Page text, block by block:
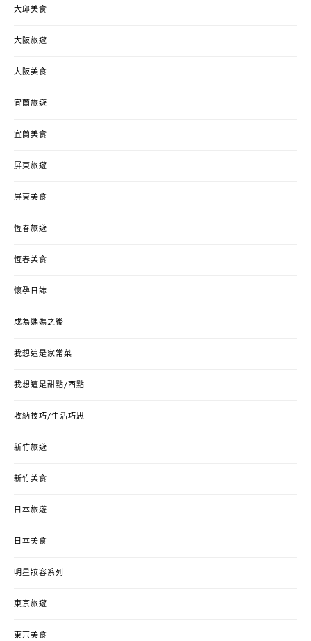
大邱美食
大阪旅遊
大阪美食
宜蘭旅遊
宜蘭美食
屏東旅遊
屏東美食
恆春旅遊
恆春美食
懷孕日誌
成為媽媽之後
我想這是家常菜
我想這是甜點/西點
收納技巧/生活巧思
新竹旅遊
新竹美食
日本旅遊
日本美食
明星妝容系列
東京旅遊
東京美食